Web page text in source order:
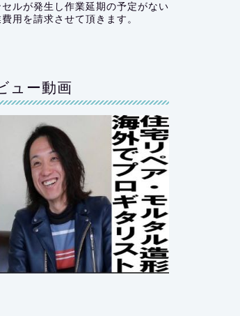
セルが発生し作業延期の予定がない
用を請求させて頂きます。
ュー動画